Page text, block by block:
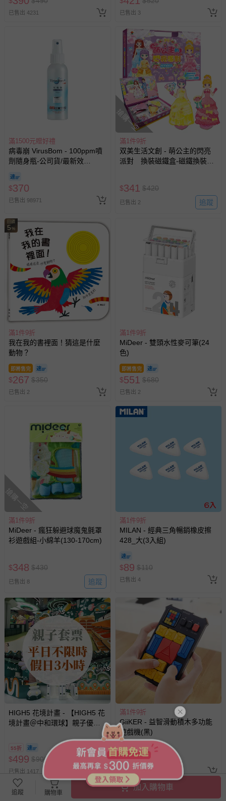
人小孩均一價(3歲以上需購票))
已售出 4231 已售出 3
滿1500元贈好禮
病毒崩 VirusBom - 100ppm噴
劑隨身瓶-公司貨/最新效
$370
已售出 98971
搶購一空
滿1件9折
双美生活文創 - 萌公主的閃亮
派對 換裝磁鐵盒-磁鐵換裝娃
$341 $420
已售出 2 追蹤
回饋
5 %
滿1件9折
我在我的書裡面！猜這是什麼
動物？
即將售完
$267 $350
已售出 2
滿1件9折
MiDeer - 雙頭水性麥可筆(24
色)
即將售完
$551 $680
已售出 2
搶購一空
滿1件9折
MiDeer - 瘋狂躲避球魔鬼氈罩
衫遊戲組-小綿羊(130-170cm)
$348 $430
已售出 8 追蹤
滿1件9折
MILAN - 經典三角暢銷橡皮擦
428_大(3入組)
$89 $110
已售出 4
HIGH5 花境計畫 - 【HIGH5 花
境計畫＠中和環球】親子優惠
使用期限至2026/12/30
55折
$499 $900
已售出 1417
滿1件9折
GiiKER - 益智滑動積木多功能
遊戲機(黑)
即將售完
$1102 $
已售出 34
回饋
追蹤 購物車
加入購物車